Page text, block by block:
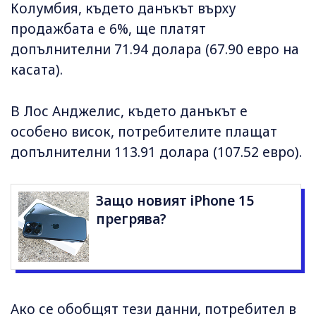
Колумбия, където данъкът върху
продажбата е 6%, ще платят
допълнителни 71.94 долара (67.90 евро на
касата).
В Лос Анджелис, където данъкът е
особено висок, потребителите плащат
допълнителни 113.91 долара (107.52 евро).
Защо новият iPhone 15
прегрява?
Ако се обобщят тези данни, потребител в